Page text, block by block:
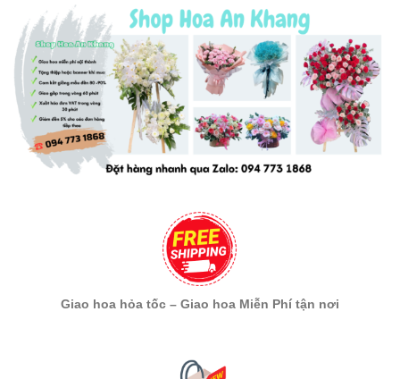
Giao hoa hỏa tốc – Giao hoa Miễn Phí tận nơi